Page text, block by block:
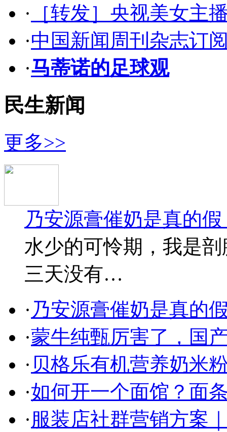
· ［转发］央视美女主
·中国新闻周刊杂志订
·马蒂诺的足球观
民生新闻
更多>>
乃安源膏催奶是真的假
水少的可怜期，我是
三天没有…
· 乃安源膏催奶是真的
·蒙牛纯甄厉害了，国
· 贝格乐有机营养奶米
·如何开一个面馆？面
·服装店社群营销方案